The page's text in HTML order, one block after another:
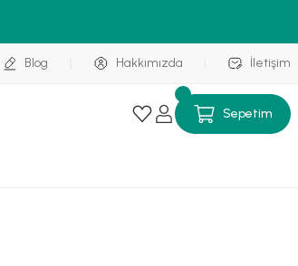
Blog Hakkımızda İletişim
Sepetim